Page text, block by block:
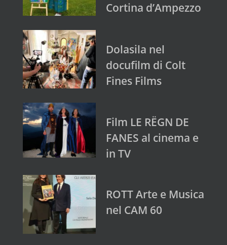
Cortina d’Ampezzo
Dolasila nel
docufilm di Colt
Fines Films
Film LE RËGN DE
FANES al cinema e
in TV
ROTT Arte e Musica
nel CAM 60